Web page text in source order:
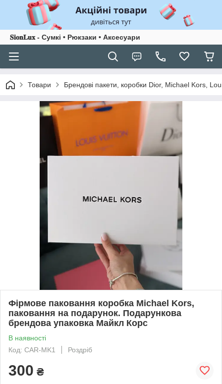
𝐒𝐢𝐨𝐧𝐋𝐮𝐱 - Сумкі • Рюкзаки • Аксесуари
Товари Брендові пакети, коробки Dior, Michael Kors,
Фірмове паковання коробка Michael Kors,
паковання на подарунок. Подарункова
брендова упаковка Майкл Корс
В наявності
Код: CAR-MK1
Роздріб
300 ₴